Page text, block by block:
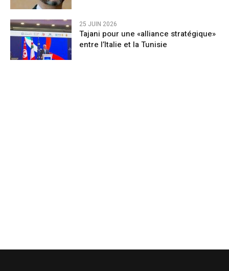
25 JUIN 2026
Tajani pour une «alliance stratégique»
entre l’Italie et la Tunisie